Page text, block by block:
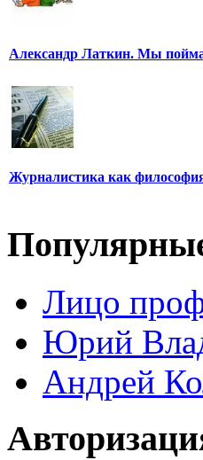
Александр Латкин. Мы
Журналистика как
Лицо
Юрий
Андрей